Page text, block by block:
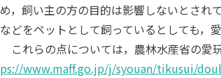
め，飼い主の方の目的は影響しないとされ
などをペットとして飼っているとしても，
これらの点については，農林水産省の愛
ps://www.maff.go.jp/j/syouan/tikusui/